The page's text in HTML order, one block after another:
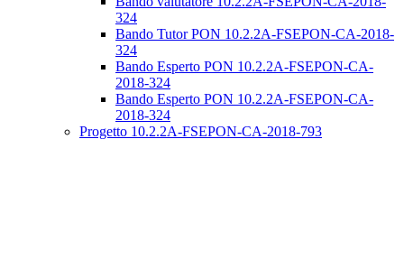
324
Bando Tutor PON 10.2.2A-FSEPON-CA-2018-
324
Bando Esperto PON 10.2.2A-FSEPON-CA-
2018-324
Bando Esperto PON 10.2.2A-FSEPON-CA-
2018-324
Progetto 10.2.2A-FSEPON-CA-2018-793